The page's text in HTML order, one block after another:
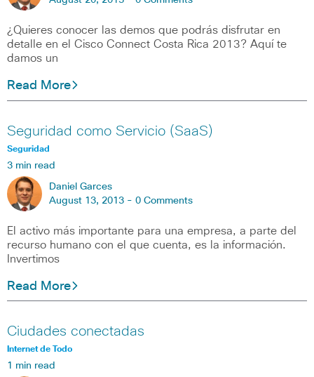
¿Quieres conocer las demos que podrás disfrutar en
detalle en el Cisco Connect Costa Rica 2013? Aquí te
damos un
Read More
Seguridad como Servicio (SaaS)
Seguridad
3 min read
Daniel Garces
August 13, 2013 - 0 Comments
El activo más importante para una empresa, a parte del
recurso humano con el que cuenta, es la información.
Invertimos
Read More
Ciudades conectadas
Internet de Todo
1 min read